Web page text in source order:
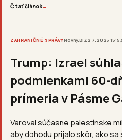
Čítať článok→
ZAHRANIČNÉ SPRÁVYNovny.BIZ2.7.2025
Trump: Izrael
podmienkami 60-
prímeria v Pásme
Varoval súčasne palestínske
aby dohodu prijalo skôr, ako sa